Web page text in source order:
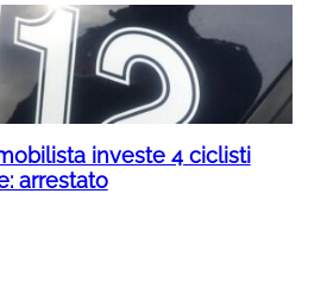
investe 4 ciclisti
arrestato